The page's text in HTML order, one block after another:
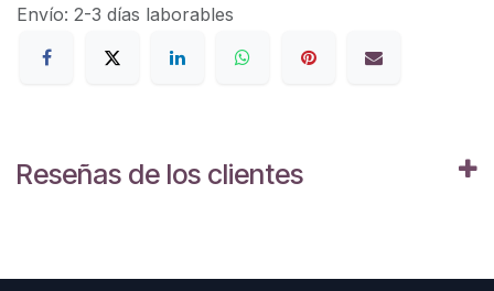
Envío: 2-3 días laborables
Reseñas de los clientes